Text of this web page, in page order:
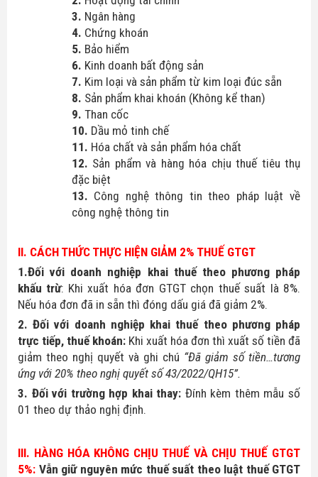
3. Ngân hàng
4. Chứng khoán
5. Bảo hiểm
6. Kinh doanh bất động sản
7. Kim loại và sản phẩm từ kim loại đúc sẵn
8. Sản phẩm khai khoán (Không kể than)
9. Than cốc
10. Dầu mỏ tinh chế
11. Hóa chất và sản phẩm hóa chất
12. Sản phẩm và hàng hóa chịu thuế tiêu thụ
đặc biệt
13. Công nghệ thông tin theo pháp luật về
công nghệ thông tin
II. CÁCH THỨC THỰC HIỆN GIẢM 2% THUẾ GTGT
1.Đối với doanh nghiệp khai thuế theo phương pháp
khấu trừ: Khi xuất hóa đơn GTGT chọn thuế suất là 8%.
Nếu hóa đơn đã in sẵn thì đóng dấu giá đã giảm 2%.
2. Đối với doanh nghiệp khai thuế theo phương pháp
trực tiếp, thuế khoán: Khi xuất hóa đơn thì xuất số tiền đã
giảm theo nghị quyết và ghi chú “Đã giảm số tiền…tương
ứng với 20% theo nghị quyết số 43/2022/QH15”.
3. Đối với trường hợp khai thay: Đính kèm thêm mẫu số
01 theo dự thảo nghị định.
III. HÀNG HÓA KHÔNG CHỊU THUẾ VÀ CHỊU THUẾ GTGT
5%: Vẫn giữ nguyên mức thuế suất theo luật thuế GTGT